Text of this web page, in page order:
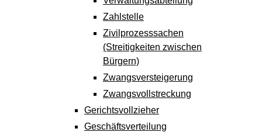
Zahlstelle
Zivilprozesssachen
(Streitigkeiten zwischen
Bürgern)
Zwangsversteigerung
Zwangsvollstreckung
Gerichtsvollzieher
Geschäftsverteilung